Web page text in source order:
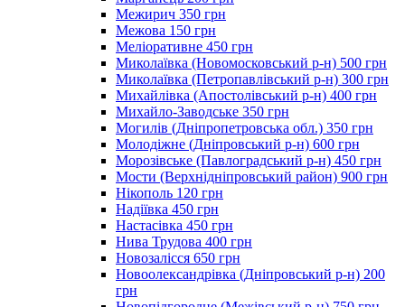
Межирич 350 грн
Межова 150 грн
Меліоративне 450 грн
Миколаївка (Новомосковський р-н) 500 грн
Миколаївка (Петропавлівський р-н) 300 грн
Михайлівка (Апостолівський р-н) 400 грн
Михайло-Заводське 350 грн
Могилів (Дніпропетровська обл.) 350 грн
Молодіжне (Дніпровський р-н) 600 грн
Морозівське (Павлоградський р-н) 450 грн
Мости (Верхнідніпровський район) 900 грн
Нікополь 120 грн
Надіївка 450 грн
Настасівка 450 грн
Нива Трудова 400 грн
Новозалісся 650 грн
Новоолександрівка (Дніпровський р-н) 200
грн